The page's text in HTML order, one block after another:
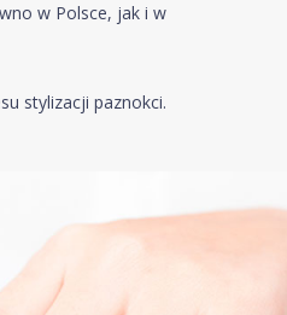
w Polsce, jak i w
stylizacji paznokci.